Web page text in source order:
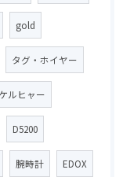
gold
タグ・ホイヤー
ケルヒャー
D5200
腕時計 EDOX